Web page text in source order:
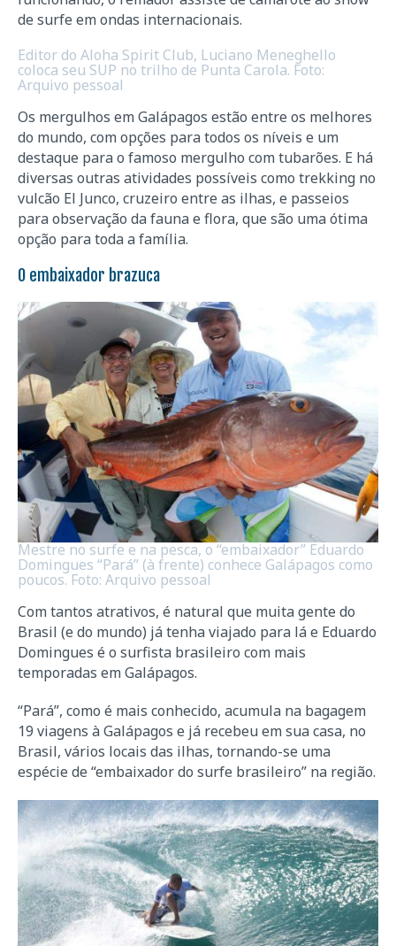
de surfe em ondas internacionais.
Editor do Aloha Spirit Club, Luciano Meneghello
coloca seu SUP no trilho de Punta Carola. Foto:
Arquivo pessoal
Os mergulhos em Galápagos estão entre os melhores
do mundo, com opções para todos os níveis e um
destaque para o famoso mergulho com tubarões. E há
diversas outras atividades possíveis como trekking no
vulcão El Junco, cruzeiro entre as ilhas, e passeios
para observação da fauna e flora, que são uma ótima
opção para toda a família.
O embaixador brazuca
Mestre no surfe e na pesca, o “embaixador” Eduardo
Domingues “Pará” (à frente) conhece Galápagos como
poucos. Foto: Arquivo pessoal
Com tantos atrativos, é natural que muita gente do
Brasil (e do mundo) já tenha viajado para lá e Eduardo
Domingues é o surfista brasileiro com mais
temporadas em Galápagos.
“Pará”, como é mais conhecido, acumula na bagagem
19 viagens à Galápagos e já recebeu em sua casa, no
Brasil, vários locais das ilhas, tornando-se uma
espécie de “embaixador do surfe brasileiro” na região.